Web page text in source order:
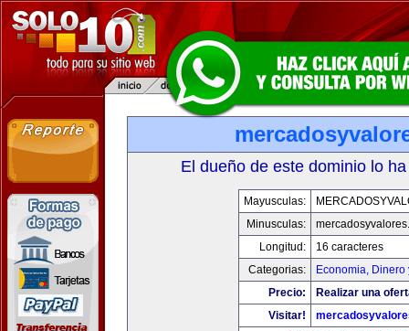
El dueño de este dominio lo
Mayusculas:
Minusculas:
Longitud:
16 caracteres
Categorias:
Economia, Dinero
Precio:
Realizar una
Visitar!